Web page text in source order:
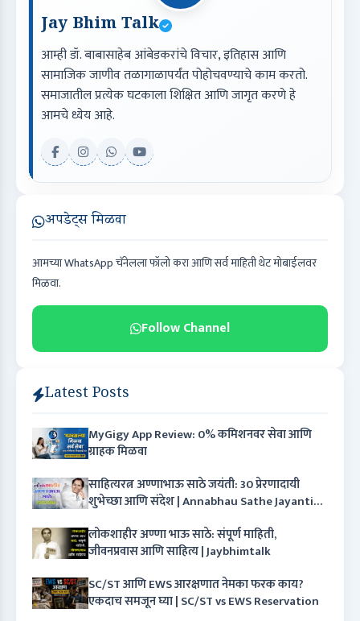
Jay Bhim Talk
आम्ही डॉ. बाबासाहेब आंबेडकरांचे विचार, इतिहास आणि
सामाजिक जाणीव तळागाळापर्यंत पोहोचवण्याचे काम करतो.
समाजातील प्रत्येक घटकाला शिक्षित आणि जागृत करणे हे
आमचे ध्येय आहे.
अपडेट्स मिळवा
आमच्या WhatsApp चॅनेलला फॉलो करा आणि सर्व माहिती थेट मोबाईलवर
मिळवा.
Follow Channel
Latest Posts
MyGigy App Review: 0% कमिशनवर सेवा आणि
ग्राहक मिळवा
साहित्यरत्न अण्णाभाऊ साठे जयंती: 30 प्रेरणादायी
शुभेच्छा आणि संदेश | Annabhau Sathe Jayanti
लोकशाहीर अण्णा भाऊ साठे: संपूर्ण माहिती,
जीवनप्रवास आणि साहित्य | Jaybhimtalk
SC/ST आणि EWS आरक्षणात नेमका फरक काय?
एकदाच समजून घ्या | SC/ST vs EWS Reservation